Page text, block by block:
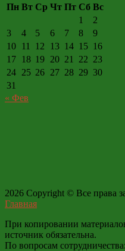
Пн Вт Ср Чт Пт Сб Вс
1
2
3
4 5 6 7 8
9
10 11 12 13 14 15 16
17 18 19 20 21 22 23
24 25 26 27 28 29 30
31
« Фев
2026 Copyright © Все права
Главная
При копировании
источник обязательна.
По вопросам